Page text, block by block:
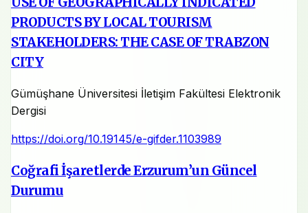
PRODUCTS BY LOCAL TOURISM
STAKEHOLDERS: THE CASE OF TRABZON
CITY
Gümüşhane Üniversitesi İletişim Fakültesi Elektronik
Dergisi
https://doi.org/10.19145/e-gifder.1103989
Coğrafi İşaretlerde Erzurum’un Güncel
Durumu